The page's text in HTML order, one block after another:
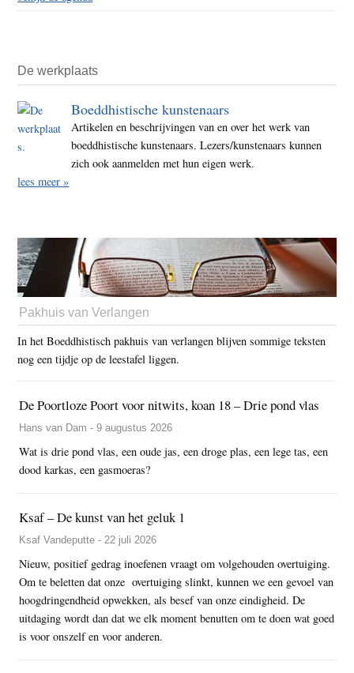
De werkplaats
Boeddhistische kunstenaars
Artikelen en beschrijvingen van en over het werk van
boeddhistische kunstenaars. Lezers/kunstenaars kunnen
zich ook aanmelden met hun eigen werk.
lees meer »
Pakhuis van Verlangen
In het Boeddhistisch pakhuis van verlangen blijven sommige teksten
nog een tijdje op de leestafel liggen.
De Poortloze Poort voor nitwits, koan 18 – Drie pond vlas
Hans van Dam - 9 augustus 2026
Wat is drie pond vlas, een oude jas, een droge plas, een lege tas, een
dood karkas, een gasmoeras?
Ksaf – De kunst van het geluk 1
Ksaf Vandeputte - 22 juli 2026
Nieuw, positief gedrag inoefenen vraagt om volgehouden overtuiging.
Om te beletten dat onze overtuiging slinkt, kunnen we een gevoel van
hoogdringendheid opwekken, als besef van onze eindigheid. De
uitdaging wordt dan dat we elk moment benutten om te doen wat goed
is voor onszelf en voor anderen.